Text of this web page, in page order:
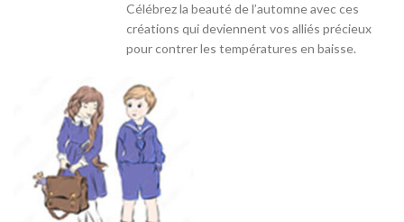
Célébrez la beauté de l’automne avec ces
créations qui deviennent vos alliés précieux
pour contrer les températures en baisse.